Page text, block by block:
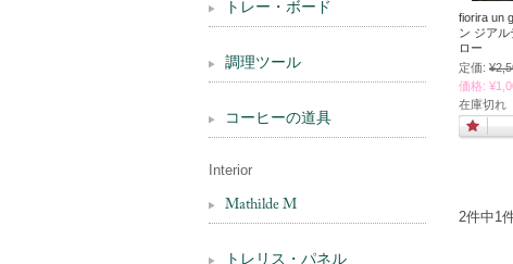
fiorira un
ン ジア
ロー
定価:
価格:
在庫切れ
2件中1
トレー・ボード
調理ツール
コーヒーの道具
Interior
Mathilde M
トレリス・パネル